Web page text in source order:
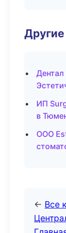
ИП
в
ООО
← Все